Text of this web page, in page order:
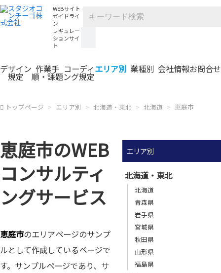
WEBサイト
ガイドライ
ン
レギュレー
ションサイ
ト
デザイン
規定
作業手
順・課題
コーディ
ング規定
エリア別 業種別 会社情報お問合せ
トップページ エリア別 北海道・東北 北海道 恵庭市
恵庭市のWEB
コンサルティ
ングサービス
恵庭市のエリアページのサンプ
ルとして作成しているページで
す。サンプルページであり、サ
エリア別
北海道・東北
北海道
青森県
岩手県
宮城県
秋田県
山形県
福島県